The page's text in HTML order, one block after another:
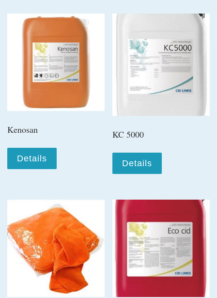
Kenosan
Details
KC 5000
Details